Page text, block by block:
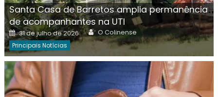
Santa Casa de Barretos amplia permanência
de acompanhantes na UTI
Posted
on
31 de julho de 2026 Author
O Colinense
Principais Notícias